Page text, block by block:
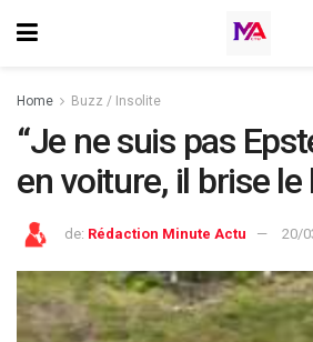
Home Buzz / Insolite
“Je ne suis pas
en voiture, il brise le
de: Rédaction Minute Actu 20/